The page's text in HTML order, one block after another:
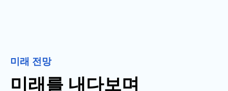
미래 전망
미래를 내다보며